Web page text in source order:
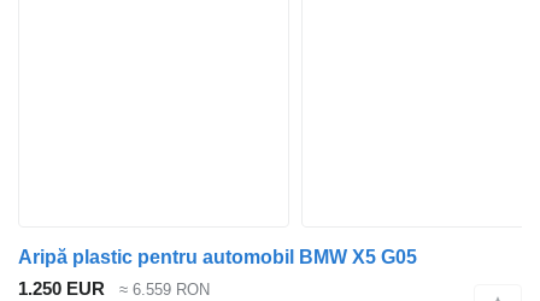
Aripă plastic pentru automobil BMW X5 G05
1.250 EUR
≈ 6.559 RON